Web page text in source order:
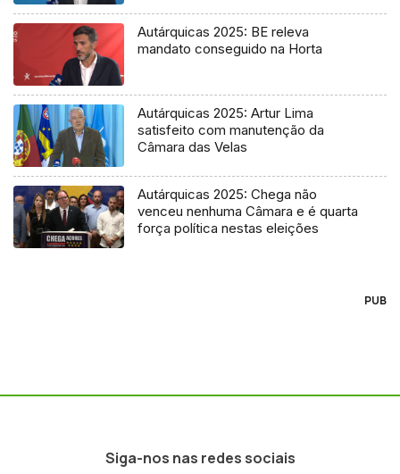
Autárquicas 2025: BE releva
mandato conseguido na Horta
Autárquicas 2025: Artur Lima
satisfeito com manutenção da
Câmara das Velas
Autárquicas 2025: Chega não
venceu nenhuma Câmara e é quarta
força política nestas eleições
PUB
Siga-nos nas redes sociais